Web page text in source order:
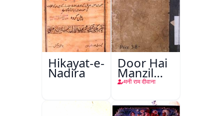
Hikayat-e-
Nadira
Door Hai
Manzil
Teri
मनी राम दीवाना